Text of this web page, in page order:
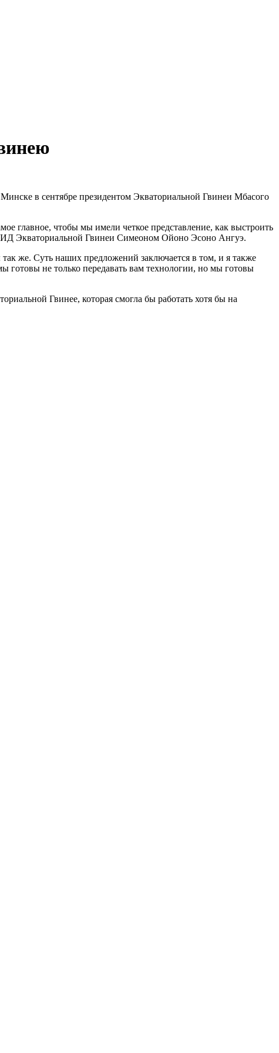
в сентябре президентом Экваториальной Гвинеи Мбасого
главное, чтобы мы имели четкое представление, как выстроить
Экваториальной Гвинеи Симеоном Ойоно Эсоно Ангуэ.
же. Суть наших предложений заключается в том, и я также
готовы не только передавать вам технологии, но мы готовы
Гвинее, которая смогла бы работать хотя бы на